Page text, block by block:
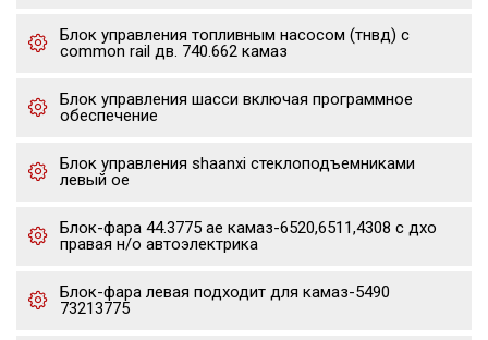
Блок управления топливным насосом (тнвд) с
common rail дв. 740.662 камаз
Блок управления шасси включая программное
обеспечение
Блок управления shaanxi стеклоподъемниками
левый oe
Блок-фара 44.3775 ae камаз-6520,6511,4308 с дхо
правая н/о автоэлектрика
Блок-фара левая подходит для камаз-5490
73213775